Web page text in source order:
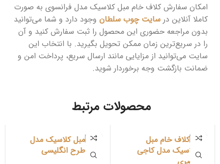
امکان سفارش کلاف خام مبل کلاسیک مدل فرانسوی به صورت
کاملا آنلاین در سایت چوب سلطان وجود دارد و شما می‌توانید
بدون مراجعه حضوری این محصول را ثبت سفارش کنید و آن
را در سریع‌ترین زمان ممکن تحویل بگیرید. با انتخاب این
سایت می‌‌توانید از مزایایی مانند ارسال سریع، پرداخت امن و
ضمانت بازگشت وجه برخوردار شوید.
محصولات مرتبط